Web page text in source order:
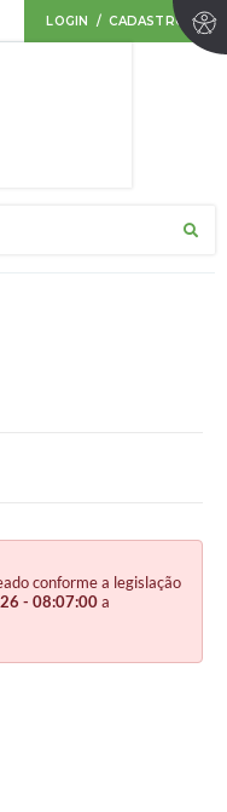
LOGIN / CADASTRO
conforme a legislação
- 08:07:00a